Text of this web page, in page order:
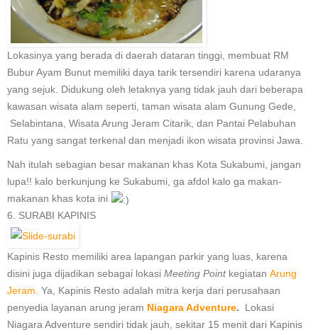
Lokasinya yang berada di daerah dataran tinggi, membuat RM
Bubur Ayam Bunut memiliki daya tarik tersendiri karena udaranya
yang sejuk. Didukung oleh letaknya yang tidak jauh dari beberapa
kawasan wisata alam seperti, taman wisata alam Gunung Gede,
Selabintana, Wisata Arung Jeram Citarik, dan Pantai Pelabuhan
Ratu yang sangat terkenal dan menjadi ikon wisata provinsi Jawa.
Nah itulah sebagian besar makanan khas Kota Sukabumi, jangan
lupa!! kalo berkunjung ke Sukabumi, ga afdol kalo ga makan-
makanan khas kota ini
6. SURABI KAPINIS
Kapinis Resto memiliki area lapangan parkir yang luas, karena
disini juga dijadikan sebagai lokasi Meeting Pointkegiatan Arung
Jeram. Ya, Kapinis Resto adalah mitra kerja dari perusahaan
penyedia layanan arung jeram Niagara Adventure. Lokasi
Niagara Adventure sendiri tidak jauh, sekitar 15 menit dari Kapinis